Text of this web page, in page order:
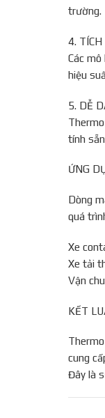
trường.
4. TÍCH
Các
hiệu
5. DỄ
tính
ỨNG
Dòng
quá
Xe
Xe tải
Vận
KẾT
cung
Đây là